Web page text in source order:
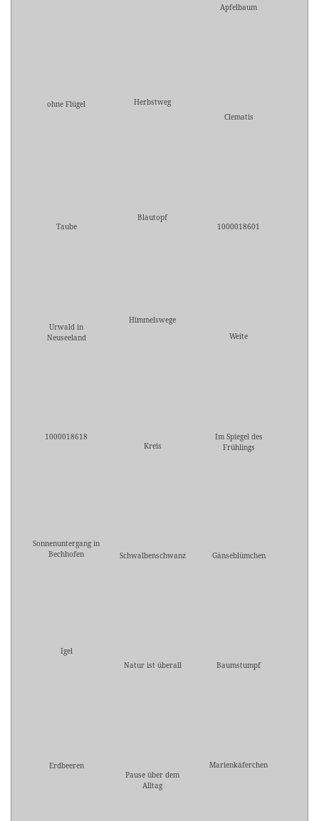
Apfelbaum
ohne Flügel
Herbstweg
Clematis
Taube
Blautopf
1000018601
Urwald in
Neuseeland
Himmelswege
Weite
1000018618
Kreis
Im Spiegel des
Frühlings
Sonnenuntergang in
Bechhofen
Schwalbenschwanz Gänseblümchen
Igel
Natur ist überall
Baumstumpf
Erdbeeren
Pause über dem
Alltag
Marienkäferchen